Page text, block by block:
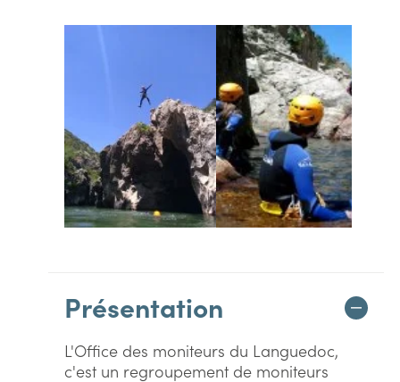
Présentation
L'Office des moniteurs du Languedoc,
c'est un regroupement de moniteurs